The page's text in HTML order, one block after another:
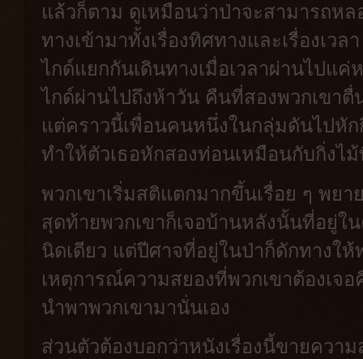
แล้วก็ตาม ดูเหมือนว่าป่าจะสามารถห
ทางเข้ามาทั้งเรื่องทิศทางและเรื่องเว
ไกด์แยกกันเดินทางเมื่อเวลาผ่านไปแ
ไกด์ผ่านไปถึงห้าวัน คืนที่สองพวกเข
แต่คราวนี้เพื่อนคนหนึ่งในกลุ่มดันไปหั
ทำให้ตัวเธอหักสองท่อนเหมือนกับกิ่งไ
พวกเขาเริ่มสติแตกมากขึ้นเรื่อย ๆ พย
สุดท้ายพวกเขาก็เจอบ้านหลังนั้นที่อยู่ใ
นิดเดียว แต่ปีศาจที่อยู่ในป่าก็ดักทางให้
เหตุการณ์ความสยองที่พวกเขาต้องเจ
นำพาพวกเขามานั่นเอง
ส่วนตัวต้องบอกว่าหนังเรื่องนี้ขายควา